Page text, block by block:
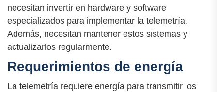
necesitan invertir en hardware y software
especializados para implementar la telemetría.
Además, necesitan mantener estos sistemas y
actualizarlos regularmente.
Requerimientos de energía
La telemetría requiere energía para transmitir los